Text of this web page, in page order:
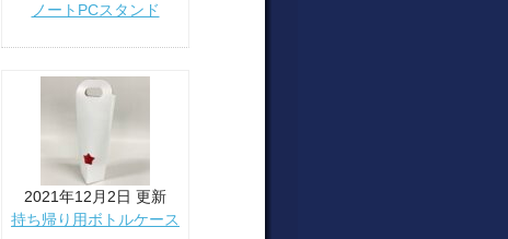
ノートPCスタンド
2021年12月2日 更新
持ち帰り用ボトルケース